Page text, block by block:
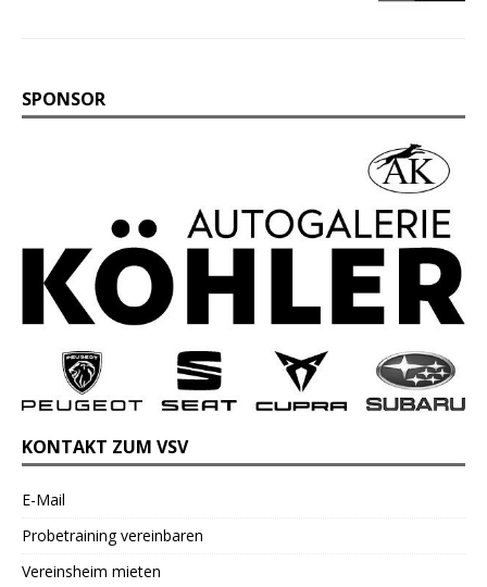
SPONSOR
KONTAKT ZUM VSV
E-Mail
Probetraining vereinbaren
Vereinsheim mieten